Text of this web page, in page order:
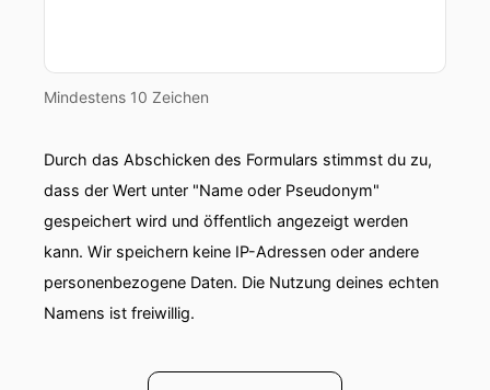
Mindestens 10 Zeichen
Durch das Abschicken des Formulars stimmst du zu,
dass der Wert unter "Name oder Pseudonym"
gespeichert wird und öffentlich angezeigt werden
kann. Wir speichern keine IP-Adressen oder andere
personenbezogene Daten. Die Nutzung deines echten
Namens ist freiwillig.